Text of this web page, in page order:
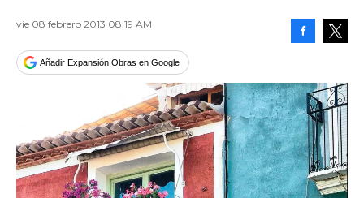
vie 08 febrero 2013 08:19 AM
Añadir Expansión Obras en Google